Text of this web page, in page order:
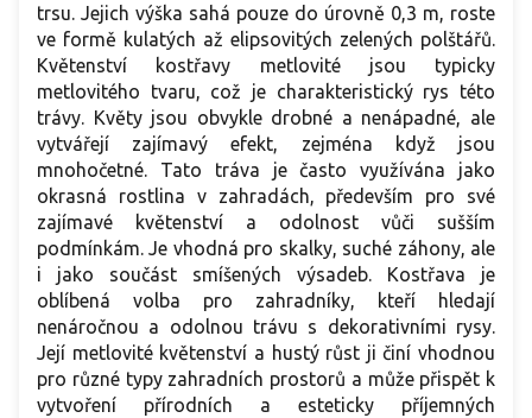
trsu. Jejich výška sahá pouze do úrovně 0,3 m, roste
ve formě kulatých až elipsovitých zelených polštářů.
Květenství kostřavy metlovité jsou typicky
metlovitého tvaru, což je charakteristický rys této
trávy. Květy jsou obvykle drobné a nenápadné, ale
vytvářejí zajímavý efekt, zejména když jsou
mnohočetné. Tato tráva je často využívána jako
okrasná rostlina v zahradách, především pro své
zajímavé květenství a odolnost vůči sušším
podmínkám. Je vhodná pro skalky, suché záhony, ale
i jako součást smíšených výsadeb. Kostřava je
oblíbená volba pro zahradníky, kteří hledají
nenáročnou a odolnou trávu s dekorativními rysy.
Její metlovité květenství a hustý růst ji činí vhodnou
pro různé typy zahradních prostorů a může přispět k
vytvoření přírodních a esteticky příjemných